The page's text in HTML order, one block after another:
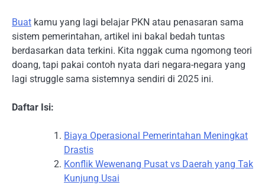
Buat kamu yang lagi belajar PKN atau penasaran sama
sistem pemerintahan, artikel ini bakal bedah tuntas
berdasarkan data terkini. Kita nggak cuma ngomong teori
doang, tapi pakai contoh nyata dari negara-negara yang
lagi struggle sama sistemnya sendiri di 2025 ini.
Daftar Isi:
Biaya Operasional Pemerintahan Meningkat
Drastis
Konflik Wewenang Pusat vs Daerah yang Tak
Kunjung Usai